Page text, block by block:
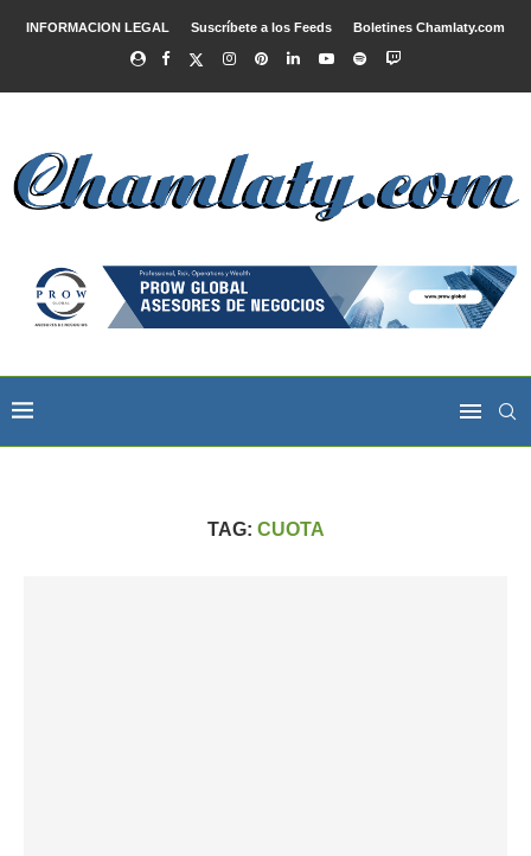
INFORMACION LEGAL Suscríbete a los Feeds Boletines Chamlaty.com
TAG: CUOTA